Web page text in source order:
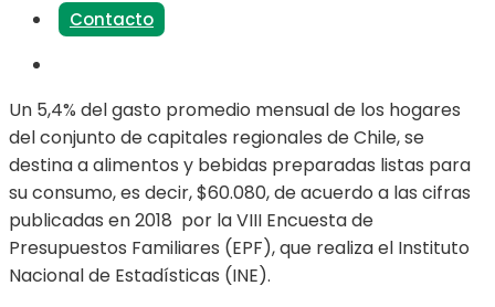
Contacto
Un 5,4% del gasto promedio mensual de los hogares
del conjunto de capitales regionales de Chile, se
destina a alimentos y bebidas preparadas listas para
su consumo, es decir, $60.080, de acuerdo a las cifras
publicadas en 2018 por la VIII Encuesta de
Presupuestos Familiares (EPF), que realiza el Instituto
Nacional de Estadísticas (INE).